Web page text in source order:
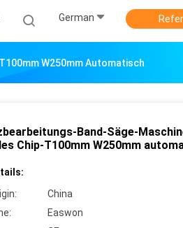
German
W250mm Automatisch
Band-Säge-
Chip-T100mm W250mm
China
Easwon